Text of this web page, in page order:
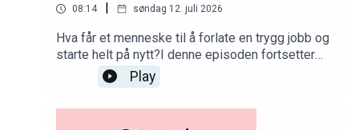
08:14 søndag 12. juli 2026
Hva får et menneske til å forlate en trygg jobb og
starte helt på nytt?I denne episoden fortsetter
historien som startet i forrige episode.Jeg
forteller om da jeg kjente en dragning mot
alternativ medisin, og hvorfor jeg valgte å følge
Play